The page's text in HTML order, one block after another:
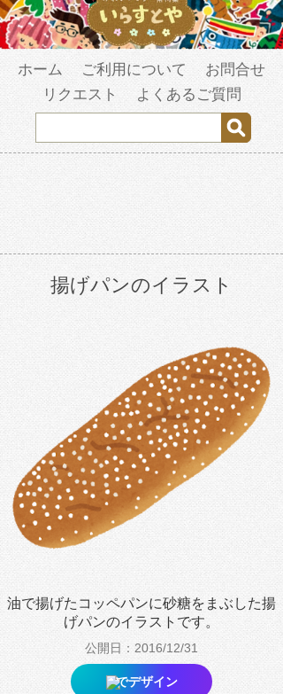
ホーム ご利用について
お問合せ
リクエスト
よくあるご質問
揚げパンのイラスト
油で揚げたコッペパンに砂糖をまぶした揚
げパンのイラストです。
公開日：2016/12/31
でデザイン